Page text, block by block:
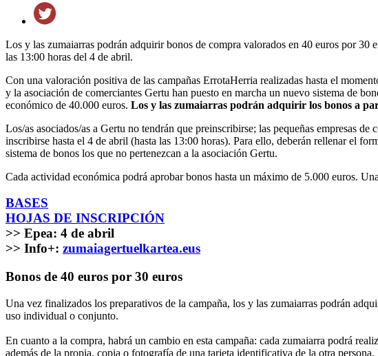
Los y las zumaiarras podrán adquirir bonos de compra valorados en 40 euros por 30
las 13:00 horas del 4 de abril.
Con una valoración positiva de las campañas ErrotaHerria realizadas hasta el
y la asociación de comerciantes Gertu han puesto en marcha un nuevo sistema de
económico de 40.000 euros. Los y las zumaiarras podrán adquirir los bonos a
Los/as asociados/as a Gertu no tendrán que preinscribirse; las pequeñas empresas
inscribirse hasta el 4 de abril (hasta las 13:00 horas). Para ello, deberán rellenar el
sistema de bonos los que no pertenezcan a la asociación Gertu.
Cada actividad económica podrá aprobar bonos hasta un máximo de 5.000 euros.
BASES
HOJAS DE INSCRIPCIÓN
>> Epea: 4 de abril
>> Info+: zumaiagertuelkartea.eus
Bonos de 40 euros por 30 euros
Una vez finalizados los preparativos de la campaña, los y las zumaiarras podrán
uso individual o conjunto.
En cuanto a la compra, habrá un cambio en esta campaña: cada zumaiarra podrá
además de la propia, copia o fotografía de una tarjeta identificativa de la otra